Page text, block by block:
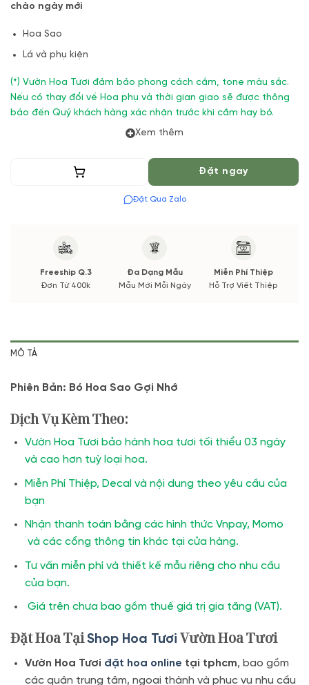
chào ngày mới
Hoa Sao
Lá và phụ kiện
(*) Vườn Hoa Tươi đảm bảo phong cách cắm, tone màu sắc.
Nếu có thay đổi về Hoa phụ và thời gian giao sẽ được thông
báo đến Quý khách hàng xác nhận trước khi cắm hay bó.
Xem thêm
Thêm vào giỏ Đặt ngay
Đặt Qua Zalo
Freeship Q.3
Đơn Từ 400k
Đa Dạng Mẫu
Mẫu Mới Mỗi Ngày
Miễn Phí Thiệp
Hỗ Trợ Viết Thiệp
MÔ TẢ
Phiên Bản: Bó Hoa Sao Gợi Nhớ
Dịch Vụ Kèm Theo:
Vườn Hoa Tươi bảo hành hoa tươi tối thiểu 03 ngày
và cao hơn tuỳ loại hoa.
Miễn Phí Thiệp, Decal và nội dung theo yêu cầu của
bạn
Nhận thanh toán bằng các hình thức Vnpay, Momo
và các cổng thông tin khác tại cửa hàng.
Tư vấn miễn phí và thiết kế mẫu riêng cho nhu cầu
của bạn.
Giá trên chưa bao gồm thuế giá trị gia tăng (VAT).
Đặt Hoa TạiShop Hoa Tươi Vườn Hoa Tươi
Vườn Hoa Tươi đặt hoa online tại tphcm, bao gồm
các quận trung tâm, ngoại thành và phục vụ nhu cầu